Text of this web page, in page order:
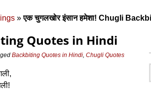
»एक चुगलखोर इंसान हमेशा! Chugli
Quotes in Hindi
Backbiting Quotes in Hindi, Chugli Quotes